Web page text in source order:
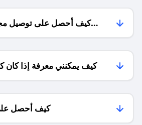
كيف أحصل على توصيل
كيف يمكنني معرفة إذا كان
كيف أحصل